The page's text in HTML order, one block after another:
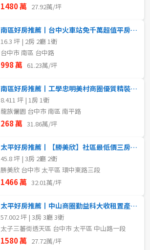
1480 萬 27.92萬/坪
南區好房推薦丨台中火車站免千萬超值平房｜危老聖品
16.3 坪 | 2房 2廳 1衛
台中市 南區 台中路
998 萬 61.23萬/坪
南區好房推薦丨工學忠明美村商圈優質精裝收租美套房
8.411 坪 | 1房 1衛
龍族儷園 台中市 南區 南平路
268 萬 31.86萬/坪
太平好房推薦丨【勝美欣】社區最低價三房平車
45.8 坪 | 3房 2廳 2衛
勝美欣 台中市 太平區 環中東路三段
1466 萬 32.01萬/坪
太平好房推薦丨中山商圈勤益科大收租置產優質店住
57.002 坪 | 3房 3廳 3衛
太子三蕃街透天區 台中市 太平區 中山路一段
1580 萬 27.72萬/坪